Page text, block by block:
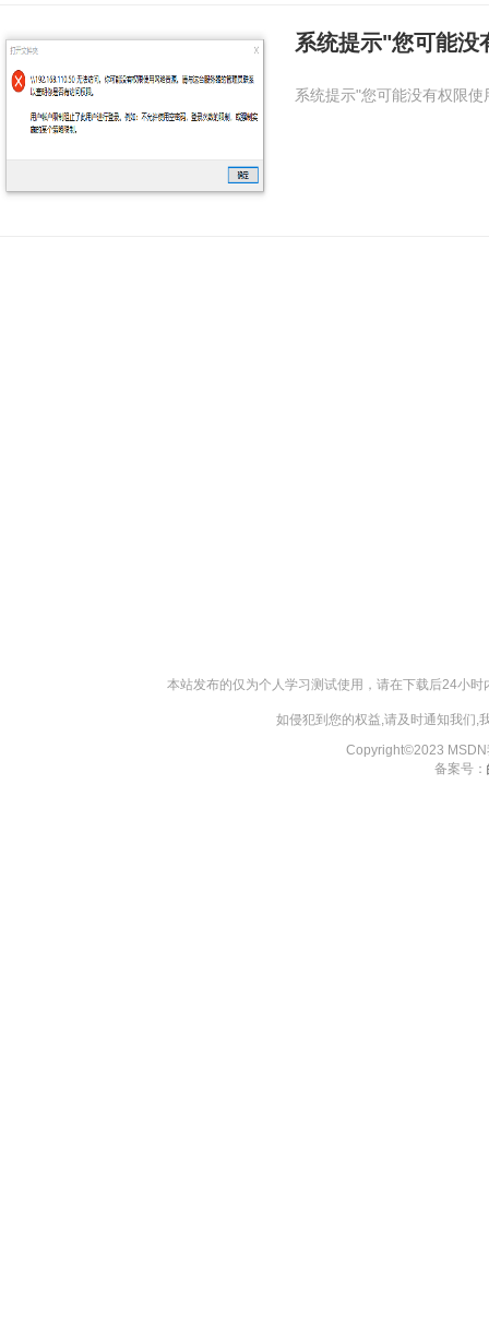
系统提示"您可能没
系统提示"您可能没有权限
本站发布的仅为个人学习测试使用，请在下载后24小
如侵犯到您的权益,请及时通知我们,
Copyright©2023
备案号：